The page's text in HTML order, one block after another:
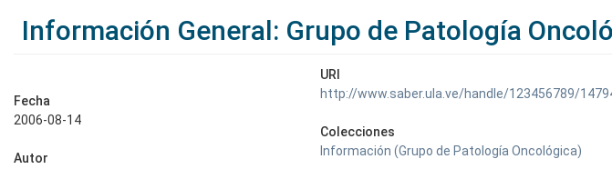
Información General: Grupo de Patología
Fecha
2006-08-14
Autor
URI
http://www.saber.ula.ve/handle/123456789/
Colecciones
Información (Grupo de Patología Oncológica)